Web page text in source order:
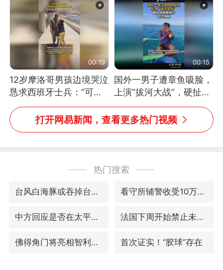
处理
00:19
12岁摩洛哥男孩边境哭泣
恳求西班牙士兵：“可不
可以不要把我遣返回国”
00:15
国外一男子遭章鱼吸脸，
上演“拔河大战”，硬扯加
铁棒敲打方才挣脱
打开网易新闻，查看更多热门视频
热门搜索
台风白海豚或吞掉台风鲸鱼 看守所辅警收受10万获刑1年
中方回应是否在太平洋海底开采稀土 法国下周开始禁止未经同意的电话营销
佛得角门将亮相智利俱乐部主场 首次证实！“胶球”存在